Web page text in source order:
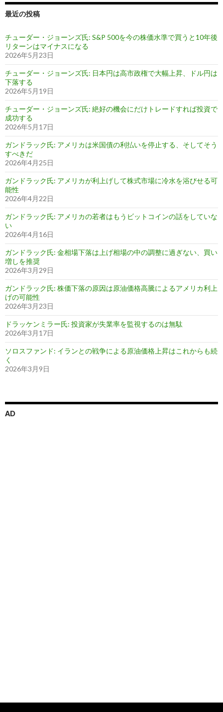
最近の投稿
チューダー・ジョーンズ氏: S&P 500を今の株価水準で買うと10年後
リターンはマイナスになる
2026年5月23日
チューダー・ジョーンズ氏: 日本円は高市政権で大幅上昇、ドル円は
下落する
2026年5月19日
チューダー・ジョーンズ氏: 絶好の機会にだけトレードすれば投資で
成功する
2026年5月17日
ガンドラック氏: アメリカは米国債の利払いを停止する、そしてそう
すべきだ
2026年4月25日
ガンドラック氏: アメリカが利上げして株式市場に冷水を浴びせる可
能性
2026年4月22日
ガンドラック氏: アメリカの若者はもうビットコインの話をしていな
い
2026年4月16日
ガンドラック氏: 金相場下落は上げ相場の中の調整に過ぎない、買い
増しを推奨
2026年3月29日
ガンドラック氏: 株価下落の原因は原油価格高騰によるアメリカ利上
げの可能性
2026年3月23日
ドラッケンミラー氏: 投資家が失業率を監視するのは無駄
2026年3月17日
ソロスファンド: イランとの戦争による原油価格上昇はこれからも続
く
2026年3月9日
AD